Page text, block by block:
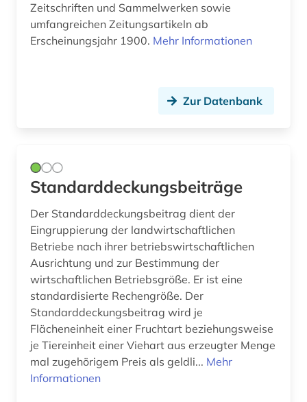
asylrecht (4)
asylverfahren (1)
audiovisuelles material (1)
aufführungsgeschichte deutschland 1770-
1830 (1)
aufführungsmaterial (2)
aufgabensammlung (3)
aufklärung (1)
auflagenhöhe (1)
aufmaß (1)
aufsatz (1)
Zeitschriften und Sammelwerken sowie
umfangreichen Zeitungsartikeln ab
Erscheinungsjahr 1900. Mehr Informationen
Zur Datenbank
Standarddeckungsbeiträge
Der Standarddeckungsbeitrag dient der
Eingruppierung der landwirtschaftlichen
Betriebe nach ihrer betriebswirtschaftlichen
Ausrichtung und zur Bestimmung der
wirtschaftlichen Betriebsgröße. Er ist eine
standardisierte Rechengröße. Der
Standarddeckungsbeitrag wird je
Flächeneinheit einer Fruchtart beziehungsweise
je Tiereinheit einer Viehart aus erzeugter Menge
mal zugehörigem Preis als geldli... Mehr
Informationen